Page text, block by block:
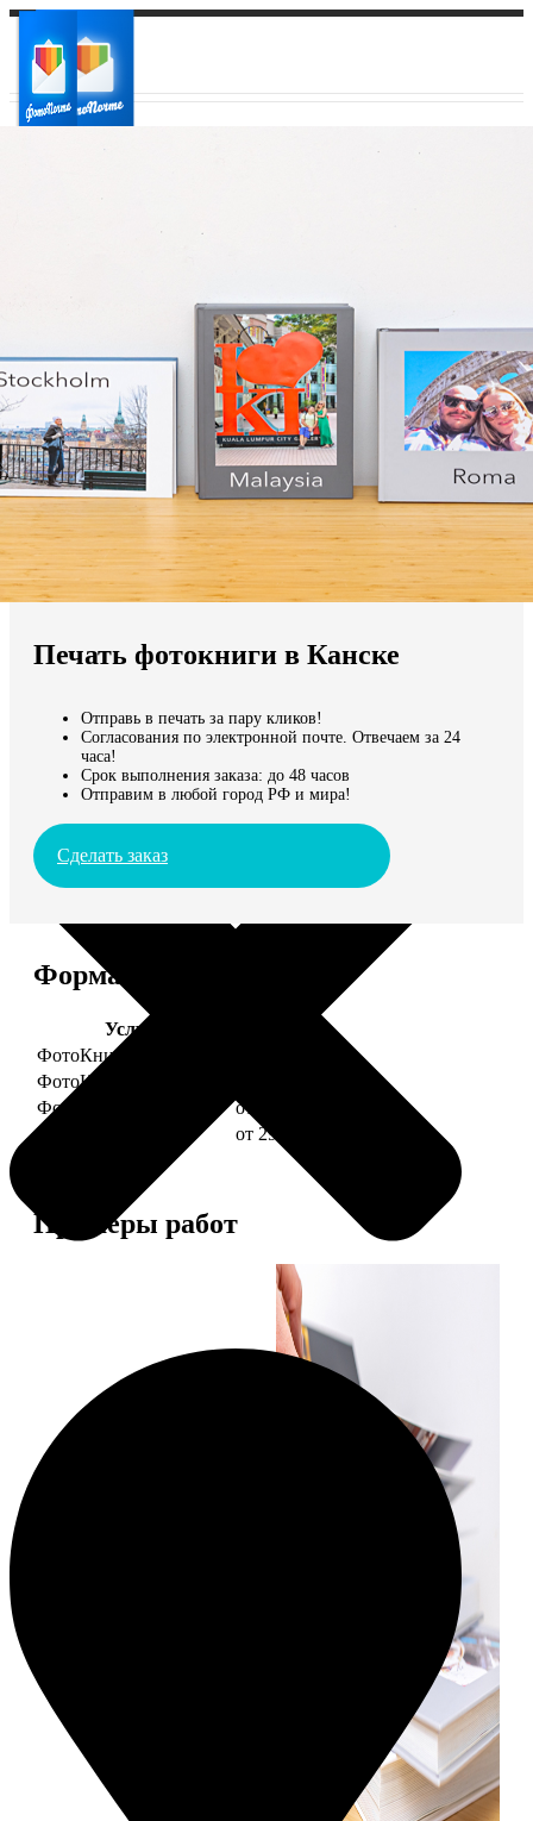
Мы доставляем по всему миру
Продолжить без города
Печать фотокниги в Канске
Отправь в печать за пару кликов!
Согласования по электронной почте. Отвечаем за 24
часа!
Срок выполнения заказа: до 48 часов
Отправим в любой город РФ и мира!
Сделать заказ
Форматы и цены
Услуга
ФотоКниги "Премиум"
ФотоКниги "Слим"
ФотоКниги "Лайт"
от 2990
ФотоКниги "Софт"
от 2990
Примеры работ